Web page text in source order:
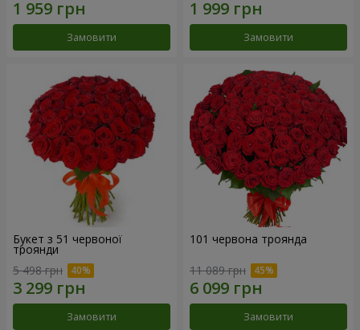
Замовити Замовити
Букет з 51 червоної
троянди
5 498 грн
Замовити
101 червона троянда
11 089 грн
Замовити